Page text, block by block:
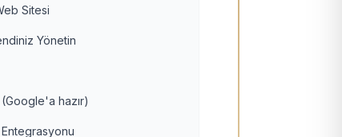
Sitesi
Yönetin
hazır)